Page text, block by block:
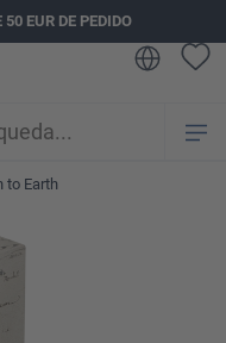
EUR DE PEDIDO
to Earth